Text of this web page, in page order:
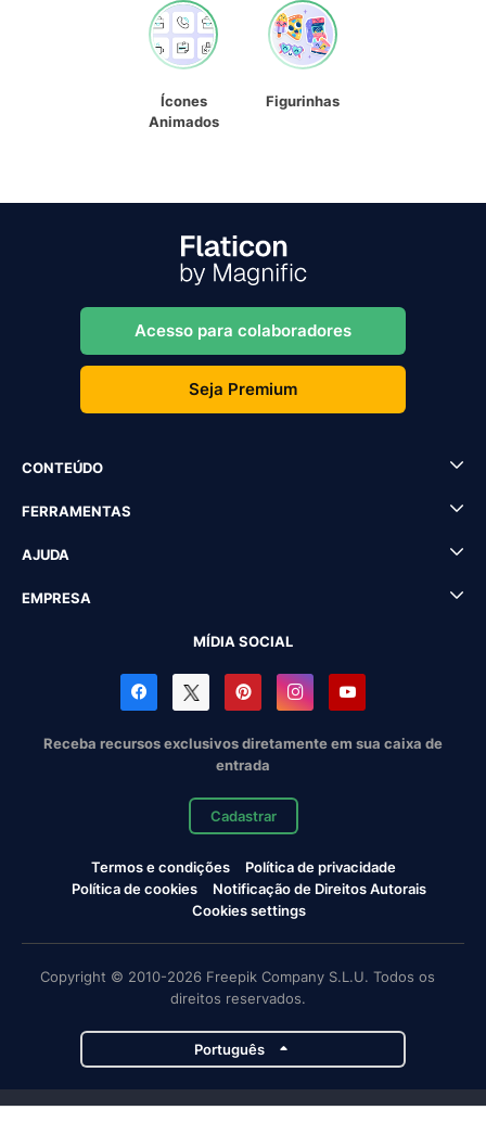
Ícones
Animados
Figurinhas
Acesso para colaboradores
Seja Premium
CONTEÚDO
FERRAMENTAS
AJUDA
EMPRESA
MÍDIA SOCIAL
Receba recursos exclusivos diretamente em sua caixa de
entrada
Cadastrar
Termos e condições
Política de privacidade
Política de cookies
Notificação de Direitos Autorais
Cookies settings
Copyright © 2010-2026 Freepik Company S.L.U. Todos os
direitos reservados.
Português